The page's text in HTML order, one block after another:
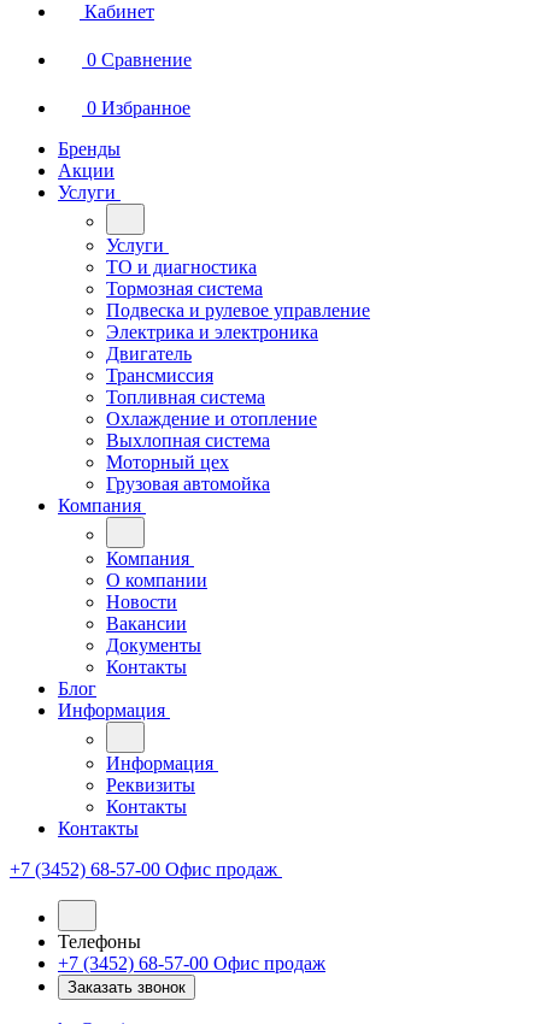
Кабинет
0 Сравнение
0 Избранное
Бренды
Акции
Услуги
Услуги
ТО и диагностика
Тормозная система
Подвеска и рулевое управление
Электрика и электроника
Двигатель
Трансмиссия
Топливная система
Охлаждение и отопление
Выхлопная система
Моторный цех
Грузовая автомойка
Компания
Компания
О компании
Новости
Вакансии
Документы
Контакты
Блог
Информация
Информация
Реквизиты
Контакты
Контакты
+7 (3452) 68-57-00 Офис продаж
Телефоны
+7 (3452) 68-57-00 Офис продаж
Заказать звонок